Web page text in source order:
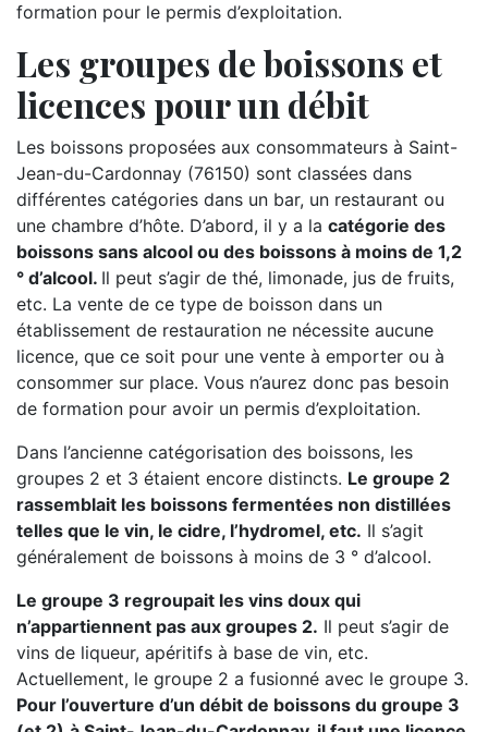
formation pour le permis d’exploitation.
Les groupes de boissons et
licences pour un débit
Les boissons proposées aux consommateurs à Saint-
Jean-du-Cardonnay (76150) sont classées dans
différentes catégories dans un bar, un restaurant ou
une chambre d’hôte. D’abord, il y a la catégorie des
boissons sans alcool ou des boissons à moins de 1,2
° d’alcool. Il peut s’agir de thé, limonade, jus de fruits,
etc. La vente de ce type de boisson dans un
établissement de restauration ne nécessite aucune
licence, que ce soit pour une vente à emporter ou à
consommer sur place. Vous n’aurez donc pas besoin
de formation pour avoir un permis d’exploitation.
Dans l’ancienne catégorisation des boissons, les
groupes 2 et 3 étaient encore distincts. Le groupe 2
rassemblait les boissons fermentées non distillées
telles que le vin, le cidre, l’hydromel, etc. Il s’agit
généralement de boissons à moins de 3 ° d’alcool.
Le groupe 3 regroupait les vins doux qui
n’appartiennent pas aux groupes 2. Il peut s’agir de
vins de liqueur, apéritifs à base de vin, etc.
Actuellement, le groupe 2 a fusionné avec le groupe 3.
Pour l’ouverture d’un débit de boissons du groupe 3